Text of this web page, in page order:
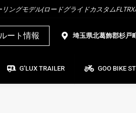
ングモデル(ロードグライドカスタム
ート情報 埼玉県北葛飾郡杉戸
G’LUX TRAILER GOO BIKE